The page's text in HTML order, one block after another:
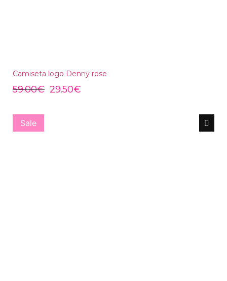
Camiseta logo Denny rose
59.00€ 29.50€
Sale